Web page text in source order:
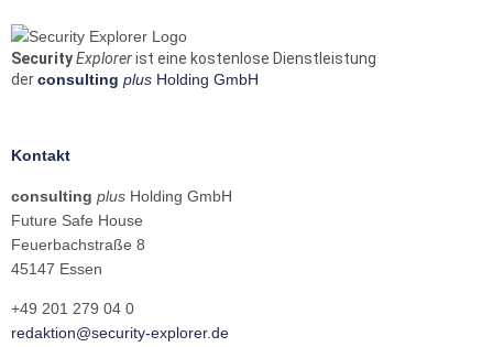
SecurityExplorerist eine kostenlose Dienstleistung
derconsulting plus Holding GmbH
Kontakt
consulting plus Holding GmbH
Future Safe House
Feuerbachstraße 8
45147 Essen
+49 201 279 04 0
redaktion@security-explorer.de